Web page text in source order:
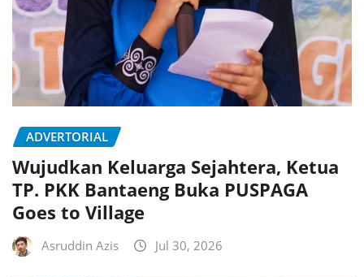
ADVERTORIAL
Wujudkan Keluarga Sejahtera, Ketua
TP. PKK Bantaeng Buka PUSPAGA
Goes to Village
Asruddin Azis Jul 30, 2026